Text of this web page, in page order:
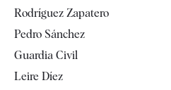
Televisión
Rodríguez Zapatero
Pedro Sánchez
Guardia Civil
Leire Díez